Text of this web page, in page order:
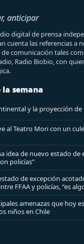
anticipar
digital de prensa
cuenta las referencias a
comunicación tales
Radio Biobio, con
la semana
y la proyección de
al Teatro Mori con un
idea de nuevo estado de
policías”
de excepción
FFAA y policías, “es
amenazas que hoy
niños en Chile